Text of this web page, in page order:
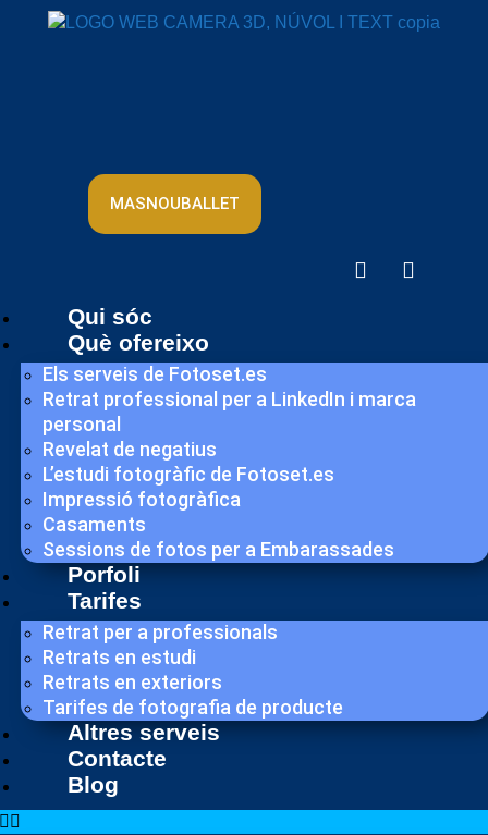
MASNOUBALLET
Qui sóc
Què ofereixo
Els serveis de Fotoset.es
Retrat professional per a LinkedIn i marca
personal
Revelat de negatius
L’estudi fotogràfic de Fotoset.es
Impressió fotogràfica
Casaments
Sessions de fotos per a Embarassades
Porfoli
Tarifes
Retrat per a professionals
Retrats en estudi
Retrats en exteriors
Tarifes de fotografia de producte
Altres serveis
Contacte
Blog